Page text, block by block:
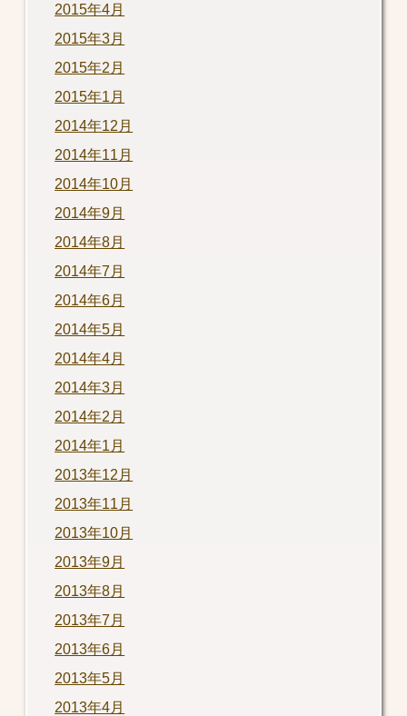
2015年4月
2015年3月
2015年2月
2015年1月
2014年12月
2014年11月
2014年10月
2014年9月
2014年8月
2014年7月
2014年6月
2014年5月
2014年4月
2014年3月
2014年2月
2014年1月
2013年12月
2013年11月
2013年10月
2013年9月
2013年8月
2013年7月
2013年6月
2013年5月
2013年4月